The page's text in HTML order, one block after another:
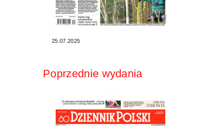
25.07.2025
Poprzednie wydania